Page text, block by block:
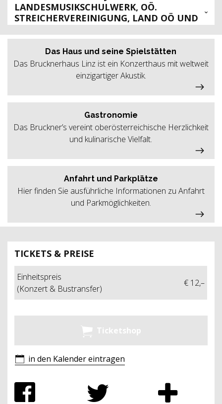
LANDESMUSIKSCHULWERK, OÖ.
STREICHERVEREINIGUNG, LAND OÖ UND
BRUCKNERHAUS LINZ
TICKETS & PREISE
Einheitspreis
(Konzert & Bustransfer)
€ 12,–
Ticketshop
in den Kalender eintragen
Das Haus und seine Spielstätten
Das Brucknerhaus Linz ist ein Konzerthaus mit weltweit
einzigartiger Akustik.
Gastronomie
Das Bruckner’s vereint oberösterreichische Herzlichkeit
und kulinarische Vielfalt.
Anfahrt und Parkplätze
Hier finden Sie ausführliche Informationen zu Anfahrt
und Parkmöglichkeiten.